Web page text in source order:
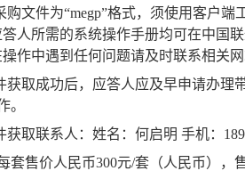
购文件为“megp”格式，须使用客户
人所需的系统操作手册均可在中国
作中遇到任何问题请及时联系相关
获取成功后，应答人应及早申请办理
。
获取联系人：姓名：何启明 手机：
套售价人民币300元/套（人民币），